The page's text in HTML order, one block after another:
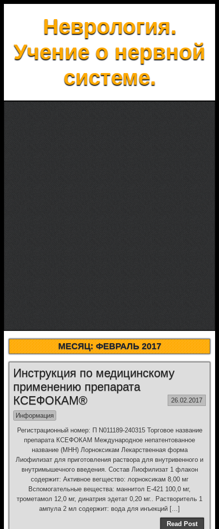
Неврология.
Учение о нервной
системе.
МЕСЯЦ:ФЕВРАЛЬ 2017
Инструкция по медицинскому
применению препарата
КСЕФОКАМ®
26.02.2017
Информация
Регистрационный номер: П N011189-240315 Торговое название
препарата КСЕФОКАМ Международное непатентованное
название (МНН) Лорноксикам Лекарственная форма
Лиофилизат для приготовления раствора для внутривенного и
внутримышечного введения. Состав Лиофилизат 1 флакон
содержит: Активное вегщество: лорноксикам 8,00 мг
Вспомогательные вещества: маннитол Е-421 100,0 мг,
трометамол 12,0 мг, динатрия эдетат 0,20 мг.. Растворитель 1
ампула 2 мл содержит: вода для инъекций […]
Read Post